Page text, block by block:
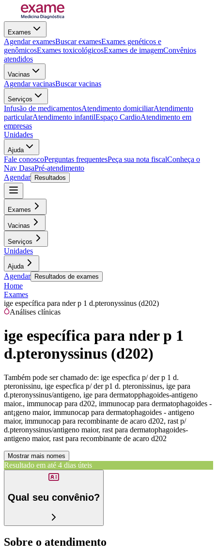
Exames
Agendar examesBuscar examesExames genéticos e
genômicosExames toxicológicosExames de imagemConvênios
atendidos
Vacinas
Agendar vacinasBuscar vacinas
Serviços
Infusão de medicamentosAtendimento domiciliarAtendimento
particularAtendimento infantilEspaço CardioAtendimento em
empresas
Unidades
Ajuda
Fale conoscoPerguntas frequentesPeça sua nota fiscalConheça o
Nav DasaPré-atendimento
Agendar
Resultados
Exames
Vacinas
Serviços
Unidades
Ajuda
Agendar Resultados de exames
Home
Exames
ige específica para nder p 1 d.pteronyssinus (d202)
Análises clínicas
ige específica para nder p 1
d.pteronyssinus (d202)
Também pode ser chamado de: ige especfica p/ der p 1 d.
pteronissinu, ige especfica p/ der p1 d. pteronissinus, ige para
d.pteronyssinus/antigeno, ige para dermatopphagoides-antigeno
maior., immunocap para d202, immunocap para dermatophagoides -
ant¡geno maior, immunocap para dermatophagoides - antigeno
maior, immunocap para recombinante de acaro d202, rast p/
d.pteronyssinus/antigeno maior, rast para dermatophagoides-
antigeno maior, rast para recombinante de acaro d202
Mostrar mais nomes
Resultado em até 4 dias úteis
Qual seu convênio?
Sobre o atendimento